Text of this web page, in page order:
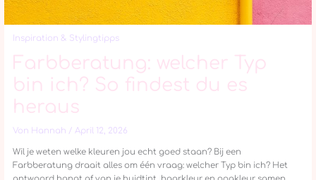
Inspiration & Stylingtipps
Farbberatung: welcher Typ
bin ich? So findest du es
heraus
Von Hannah /April 12, 2026
Wil je weten welke kleuren jou echt goed staan? Bij een
Farbberatung draait alles om één vraag: welcher Typ bin ich? Het